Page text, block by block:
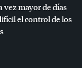
vez mayor de días
el control de los